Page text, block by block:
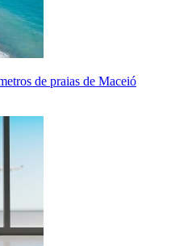
de praias de Maceió